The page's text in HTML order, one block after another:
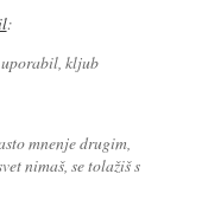
:
uporabil, kljub
mnenje drugim,
nimaš, se tolažiš s